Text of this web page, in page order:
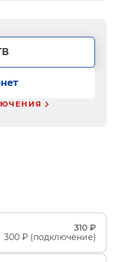
310 ₽
300 ₽ (подключение)